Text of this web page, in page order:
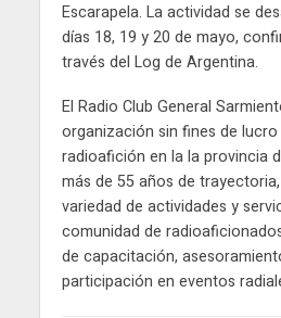
Escarapela. La actividad se
días 18, 19 y 20 de mayo,
través del Log de Argentina.
El Radio Club General
organización sin fines de
radioafición en la la provincia
más de 55 años de
variedad de actividades y
comunidad de
de capacitación,
participación en eventos